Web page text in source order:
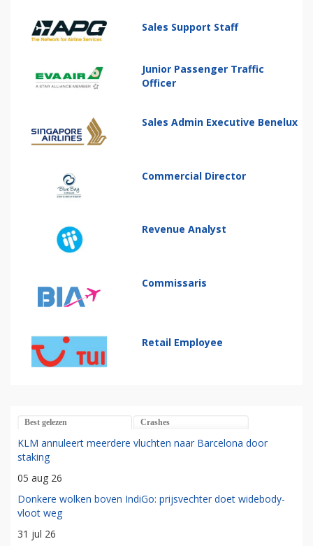
Sales Support Staff
Junior Passenger Traffic
Officer
Sales Admin Executive Benelux
Commercial Director
Revenue Analyst
Commissaris
Retail Employee
Best gelezen Crashes
KLM annuleert meerdere vluchten naar Barcelona door
staking
05 aug 26
Donkere wolken boven IndiGo: prijsvechter doet widebody-
vloot weg
31 jul 26